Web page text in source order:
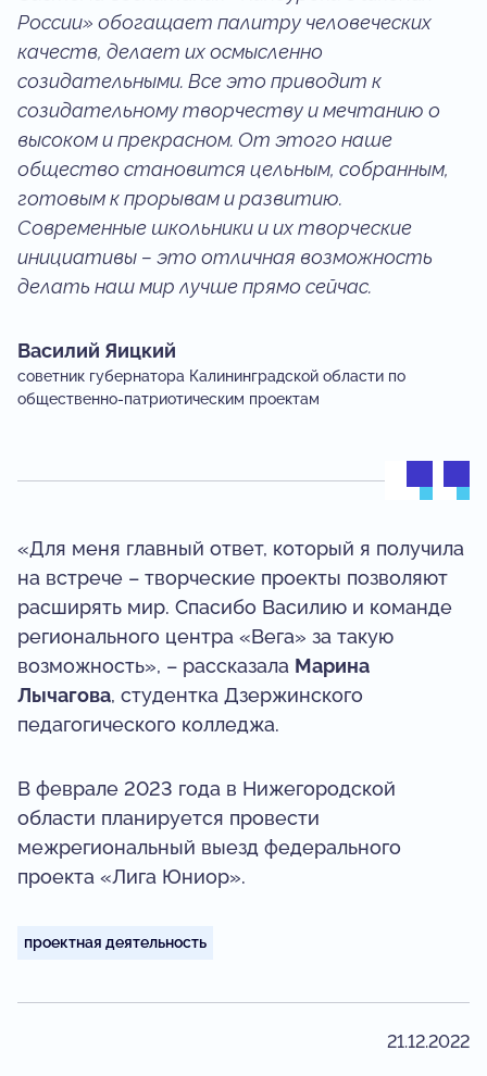
России» обогащает палитру человеческих
качеств, делает их осмысленно
созидательными. Все это приводит к
созидательному творчеству и мечтанию о
высоком и прекрасном. От этого наше
общество становится цельным, собранным,
готовым к прорывам и развитию.
Современные школьники и их творческие
инициативы – это отличная возможность
делать наш мир лучше прямо сейчас.
Василий Яицкий
советник губернатора Калининградской области по
общественно-патриотическим проектам
«Для меня главный ответ, который я получила
на встрече – творческие проекты позволяют
расширять мир. Спасибо Василию и команде
регионального центра «Вега» за такую
возможность», – рассказала Марина
Лычагова, студентка Дзержинского
педагогического колледжа.
В феврале 2023 года в Нижегородской
области планируется провести
межрегиональный выезд федерального
проекта «Лига Юниор».
проектная деятельность
21.12.2022